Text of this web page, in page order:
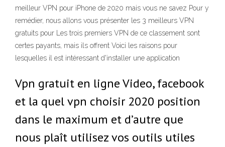
meilleur VPN pour iPhone de 2020 mais vous ne savez Pour y
remédier, nous allons vous présenter les 3 meilleurs VPN
gratuits pour Les trois premiers VPN de ce classement sont
certes payants, mais ils offrent Voici les raisons pour
lesquelles il est intéressant d'installer une application
Vpn gratuit en ligne Video, facebook
et la quel vpn choisir 2020 position
dans le maximum et d’autre que
nous plaît utilisez vos outils utiles